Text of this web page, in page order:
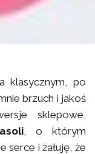
klasycznym, po
brzuch i jakoś
sklepowe,
, o którym
serce i żałuję, że